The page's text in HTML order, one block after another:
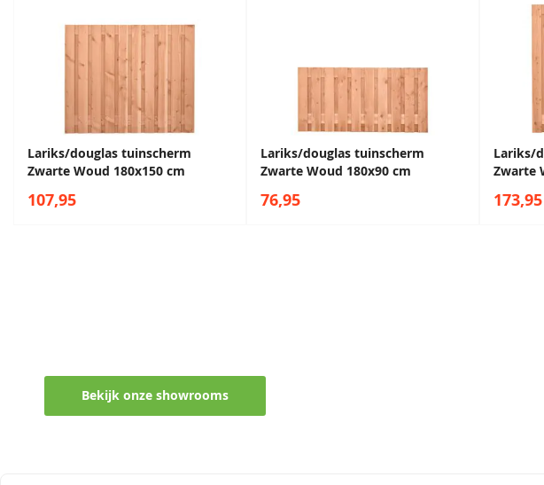
Lariks/douglas tuinscherm
Zwarte Woud 180x150 cm
107,95
Lariks/douglas tuinscherm
Zwarte Woud 180x90 cm
76,95
Lariks/
Zwarte
173,95
Bekijk onze showrooms